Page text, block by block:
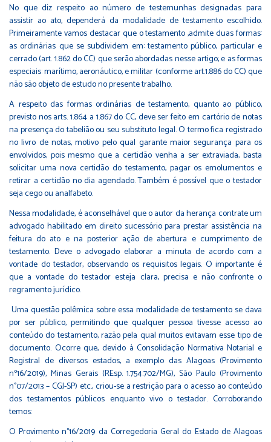
No que diz respeito ao número de testemunhas designadas para
assistir ao ato, dependerá da modalidade de testamento escolhido.
Primeiramente vamos destacar que o testamento ,admite duas formas:
as ordinárias que se subdividem em: testamento público, particular e
cerrado (art. 1.862 do CC) que serão abordadas nesse artigo; e as formas
especiais: marítimo, aeronáutico, e militar (conforme art.1.886 do CC) que
não são objeto de estudo no presente trabalho.
A respeito das formas ordinárias de testamento, quanto ao público,
previsto nos arts. 1.864 a 1.867 do CC, deve ser feito em cartório de notas
na presença do tabelião ou seu substituto legal. O termo fica registrado
no livro de notas, motivo pelo qual garante maior segurança para os
envolvidos, pois mesmo que a certidão venha a ser extraviada, basta
solicitar uma nova certidão do testamento, pagar os emolumentos e
retirar a certidão no dia agendado. Também é possível que o testador
seja cego ou analfabeto.
Nessa modalidade, é aconselhável que o autor da herança contrate um
advogado habilitado em direito sucessório para prestar assistência na
feitura do ato e na posterior ação de abertura e cumprimento de
testamento. Deve o advogado elaborar a minuta de acordo com a
vontade do testador, observando os requisitos legais. O importante é
que a vontade do testador esteja clara, precisa e não confronte o
regramento jurídico.
Uma questão polêmica sobre essa modalidade de testamento se dava
por ser público, permitindo que qualquer pessoa tivesse acesso ao
conteúdo do testamento, razão pela qual muitos evitavam esse tipo de
documento. Ocorre que, devido à Consolidação Normativa Notarial e
Registral de diversos estados, a exemplo das Alagoas (Provimento
nº16/2019), Minas Gerais (REsp. 1.754.702/MG), São Paulo (Provimento
n°07/2013 – CGJ-SP) etc., criou-se a restrição para o acesso ao conteúdo
dos testamentos públicos enquanto vivo o testador. Corroborando
temos:
O Provimento n°16/2019 da Corregedoria Geral do Estado de Alagoas